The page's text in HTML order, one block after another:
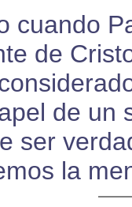
cuando
de
de un
ser
la